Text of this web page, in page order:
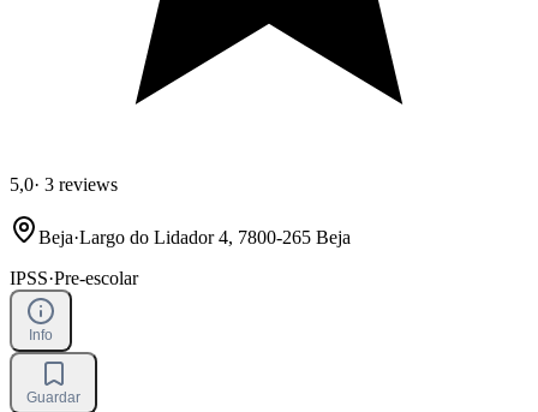
5,0· 3 reviews
Beja·Largo do Lidador 4, 7800-265 Beja
IPSS·Pre-escolar
Info
Guardar